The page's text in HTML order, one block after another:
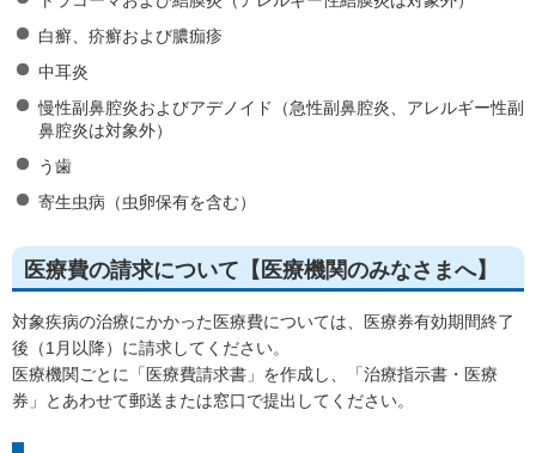
白癬、疥癬および膿痂疹
中耳炎
慢性副鼻腔炎およびアデノイド（急性副鼻腔炎、アレルギー性副
鼻腔炎は対象外）
う歯
寄生虫病（虫卵保有を含む）
医療費の請求について【医療機関のみなさまへ】
対象疾病の治療にかかった医療費については、医療券有効期間終了
後（1月以降）に請求してください。
医療機関ごとに「医療費請求書」を作成し、「治療指示書・医療
券」とあわせて郵送または窓口で提出してください。